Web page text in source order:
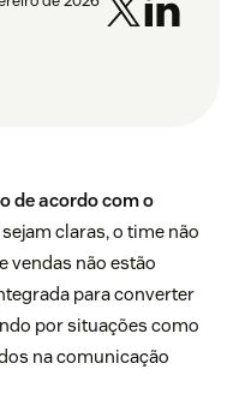
de acordo com o
claras, o time não
vendas não estão
para converter
por situações como
na comunicação